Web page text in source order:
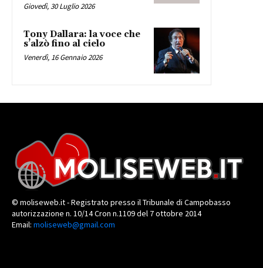
Giovedì, 30 Luglio 2026
Tony Dallara: la voce che
s’alzò fino al cielo
Venerdì, 16 Gennaio 2026
© moliseweb.it - Registrato presso il Tribunale di Campobasso
autorizzazione n. 10/14 Cron n.1109 del 7 ottobre 2014
Email: moliseweb@gmail.com